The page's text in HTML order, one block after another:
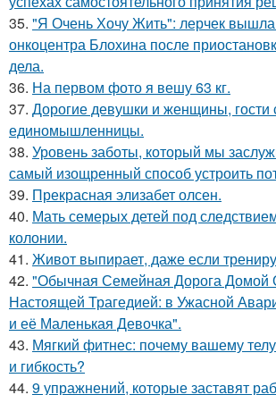
35. "Я Очень Хочу Жить": лерчек вышла
онкоцентра Блохина после
дела.
36. На первом фото я вешу 63 кг.
37. Дорогие девушки и женщины, гости
единомышленницы.
38. Уровень заботы, который мы
самый изощренный способ устроить
39. Прекрасная элизабет олсен.
40. Мать семерых детей под
колонии.
41. Живот выпирает, даже если
42. "Обычная Семейная Дорога Домой
Настоящей Трагедией: в Ужасной
и её Маленькая Девочка".
43. Мягкий фитнес: почему вашему
и гибкость?
44. 9 упражнений, которые заставят